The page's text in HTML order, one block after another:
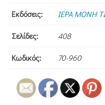
Εκδόσεις: ΙΕΡΑ ΜΟΝΗ
Σελίδες: 408
Κωδικός: 70-960